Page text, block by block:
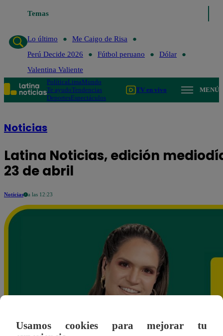
Temas
Lo último
Me Caigo de Risa
Perú Decide 2026
Fútbol peruano
Dólar
Valentina Valiente
PolíticaLimaMundo
Te ayudoTendencias
DeportesEspectáculos
TV en vivo MENÚ
Noticias
Latina Noticias, edición
23 de abril
Noticias a las 12:23
Usamos cookies para mejorar tu